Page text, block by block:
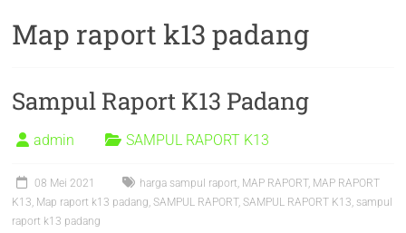
Map raport k13 padang
Sampul Raport K13 Padang
admin SAMPUL RAPORT K13
08 Mei 2021 harga sampul raport, MAP RAPORT, MAP RAPORT
K13, Map raport k13 padang,SAMPUL RAPORT,SAMPUL RAPORT K13, sampul
raport k13 padang